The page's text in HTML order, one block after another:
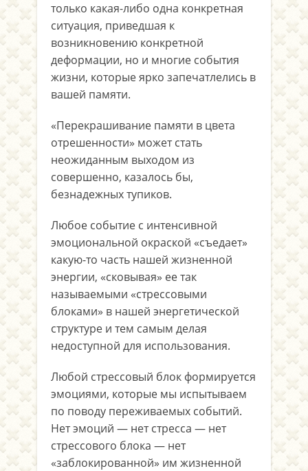
только какая-либо одна конкретная
ситуация, приведшая к
возникновению конкретной
деформации, но и многие события
жизни, которые ярко запечатлелись в
вашей памяти.
«Перекрашивание памяти в цвета
отрешенности» может стать
неожиданным выходом из
совершенно, казалось бы,
безнадежных тупиков.
Любое событие с интенсивной
эмоциональной окраской «съедает»
какую-то часть нашей жизненной
энергии, «сковывая» ее так
называемыми «стрессовыми
блоками» в нашей энергетической
структуре и тем самым делая
недоступной для использования.
Любой стрессовый блок формируется
эмоциями, которые мы испытываем
по поводу переживаемых событий.
Нет эмоций — нет стресса — нет
стрессового блока — нет
«заблокированной» им жизненной